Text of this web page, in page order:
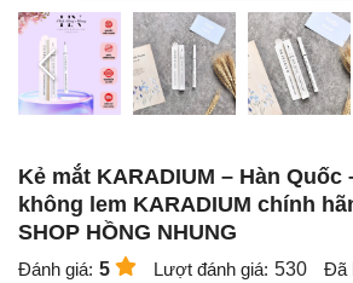
Kẻ mắt KARADIUM – Hàn Quốc
không lem KARADIUM chính
SHOP HỒNG NHUNG
Đánh giá: 5 Lượt đánh giá: 530 Đã